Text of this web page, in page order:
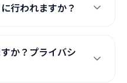
ジェントごとに登録・比
行われますか？
評価者と被評価者が同時
め、どちらか一方だけが
か？プライバシ